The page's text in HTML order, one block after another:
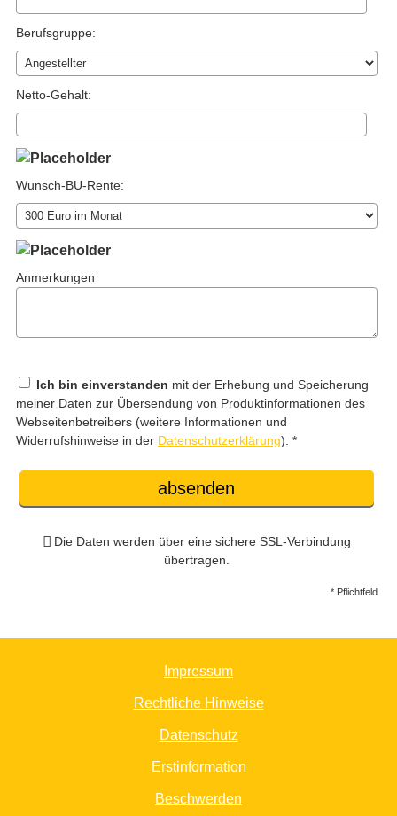
Berufsgruppe:
Netto-Gehalt:
Wunsch-BU-Rente:
Anmerkungen
Ich bin einverstanden mit der Erhebung und Speicherung
meiner Daten zur Übersendung von Produktinformationen des
Webseitenbetreibers (weitere Informationen und
Widerrufshinweise in der Datenschutzerklärung). *
absenden
Die Daten werden über eine sichere SSL-Verbindung
übertragen.
* Pflichtfeld
Impressum
Rechtliche Hinweise
Datenschutz
Erstinformation
Beschwerden